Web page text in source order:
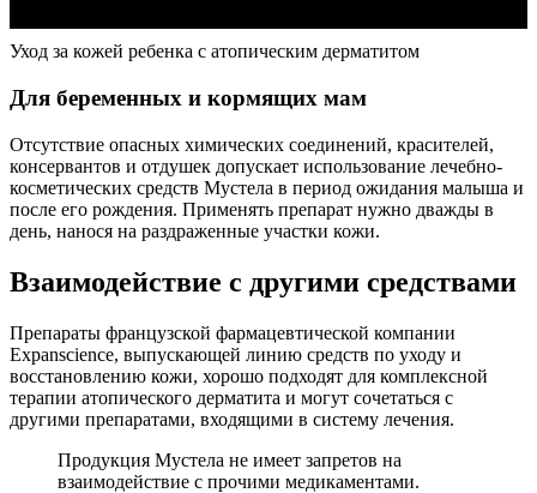
Уход за кожей ребенка с атопическим дерматитом
Для беременных и кормящих мам
Отсутствие опасных химических соединений, красителей,
консервантов и отдушек допускает использование лечебно-
косметических средств Мустела в период ожидания малыша и
после его рождения. Применять препарат нужно дважды в
день, нанося на раздраженные участки кожи.
Взаимодействие с другими средствами
Препараты французской фармацевтической компании
Expanscience, выпускающей линию средств по уходу и
восстановлению кожи, хорошо подходят для комплексной
терапии атопического дерматита и могут сочетаться с
другими препаратами, входящими в систему лечения.
Продукция Мустела не имеет запретов на
взаимодействие с прочими медикаментами.